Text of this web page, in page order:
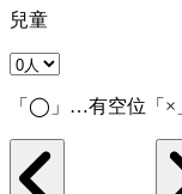
兒童
「◯」…有空位「